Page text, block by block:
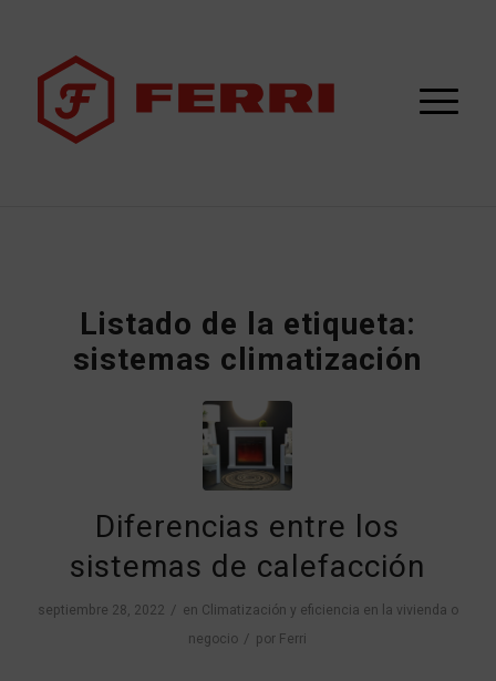
Listado de la etiqueta:
sistemas climatización
Diferencias entre los
sistemas de calefacción
septiembre 28, 2022 / en Climatización y eficiencia en la vivienda o
negocio / por Ferri